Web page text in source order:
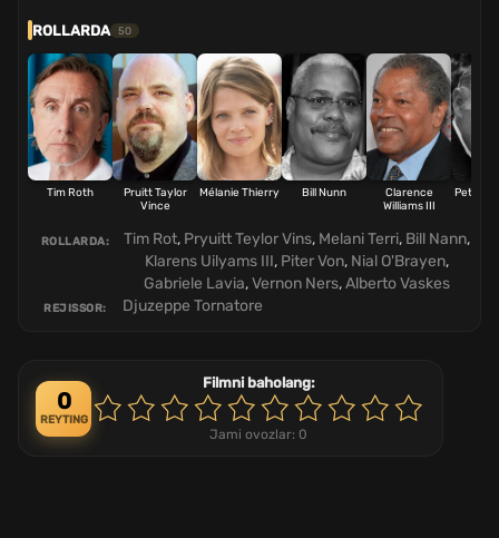
ROLLARDA 50
Tim Roth
Pruitt Taylor
Vince
Mélanie Thierry Bill Nunn
Clarence
Williams III
Peter
ROLLARDA: Tim Rot, Pryuitt Teylor Vins, Melani Terri, Bill Nann,
Klarens Uilyams III, Piter Von, Nial O'Brayen,
Gabriele Lavia,Vernon Ners,Alberto Vaskes
REJISSOR: Djuzeppe Tornatore
0
REYTING
Filmni baholang:
Jami ovozlar: 0